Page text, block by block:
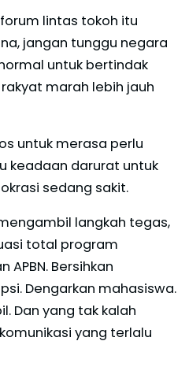
lintas tokoh itu
jangan tunggu negara
untuk bertindak
marah lebih jauh
untuk merasa perlu
keadaan darurat untuk
sedang sakit.
langkah tegas,
total program
APBN. Bersihkan
Dengarkan mahasiswa.
Dan yang tak kalah
yang terlalu